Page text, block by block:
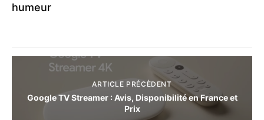
humeur
ARTICLE PRÉCÈDENT
Google TV Streamer : Avis, Disponibilité en France et
Prix